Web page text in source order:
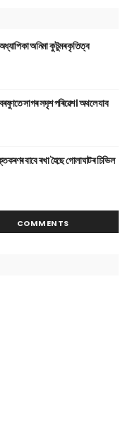
অনিমা কুটুমৰ কৃতিত্ব
সাগৰ সদৃশ পৰিৱেশ। অথলে যাব
বাবে ৰখা হৈছে গোলাঘাটৰ চিভিল
COMMENTS